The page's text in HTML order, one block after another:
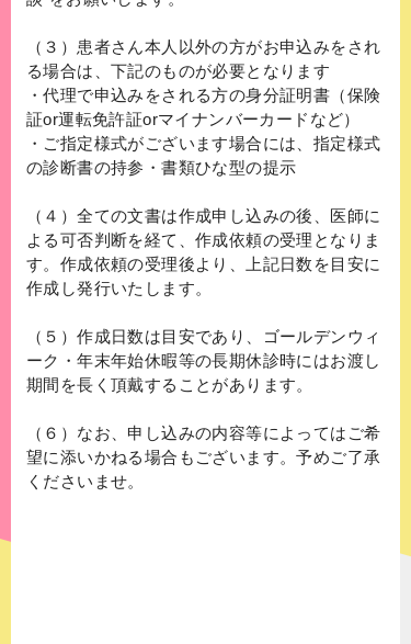
（３）患者さん本人以外の方がお申込みをされ
る場合は、下記のものが必要となります
・代理で申込みをされる方の身分証明書（保険
証or運転免許証orマイナンバーカードなど）
・ご指定様式がございます場合には、指定様式
の診断書の持参・書類ひな型の提示
（４）全ての文書は作成申し込みの後、医師に
よる可否判断を経て、作成依頼の受理となりま
す。作成依頼の受理後より、上記日数を目安に
作成し発行いたします。
（５）作成日数は目安であり、ゴールデンウィ
ーク・年末年始休暇等の長期休診時にはお渡し
期間を長く頂戴することがあります。
（６）なお、申し込みの内容等によってはご希
望に添いかねる場合もございます。予めご了承
くださいませ。